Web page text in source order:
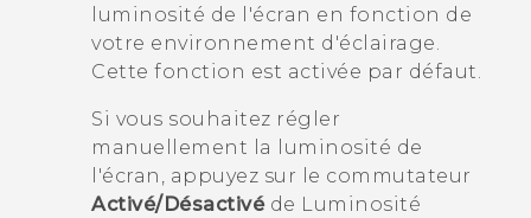
luminosité de l'écran en fonction de
votre environnement d'éclairage.
Cette fonction est activée par défaut.
Si vous souhaitez régler
manuellement la luminosité de
l'écran, appuyez sur le commutateur
Activé/Désactivéde Luminosité